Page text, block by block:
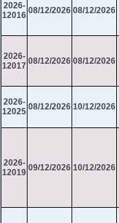
2026-
12016 08/12/2026 08/12/2026
2026-
12017 08/12/2026 08/12/2026
2026-
12025 08/12/2026 10/12/2026
2026-
12019 09/12/2026 10/12/2026